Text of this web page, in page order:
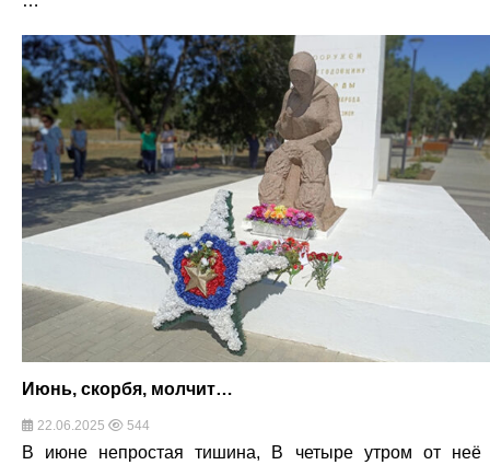
Июнь, скорбя, молчит…
22.06.2025 544
В июне непростая тишина, В четыре утром от неё